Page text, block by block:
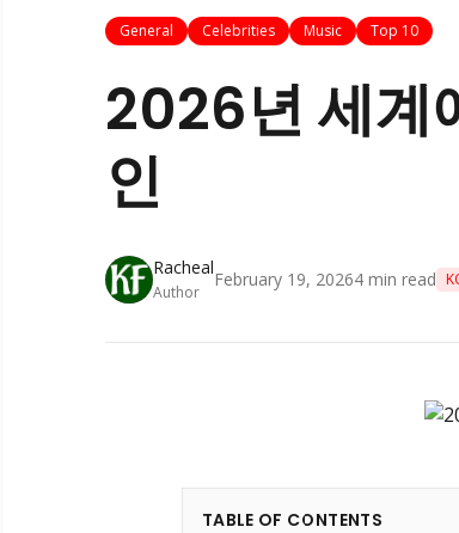
General Celebrities Music Top 10
2026년 세계
인
Racheal
Author
February 19, 20264 min read
TABLE OF CONTENTS